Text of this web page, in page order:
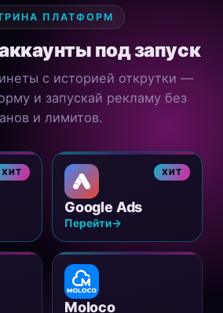
ПЛАТФОРМ
под запуск
с историей открутки —
и запускай рекламу без
и лимитов.
ХИТ ХИТ
Google Ads
Перейти→
Moloco